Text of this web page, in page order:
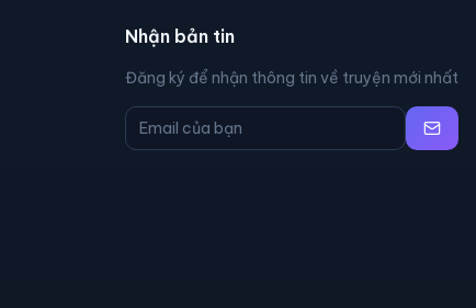
Nhận bản tin
Đăng ký để nhận thông tin về truyện mới nhất